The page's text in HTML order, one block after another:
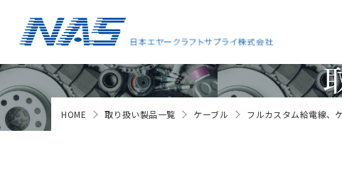
HOME 取り扱い製品一覧 ケーブル フルカスタム給電線、